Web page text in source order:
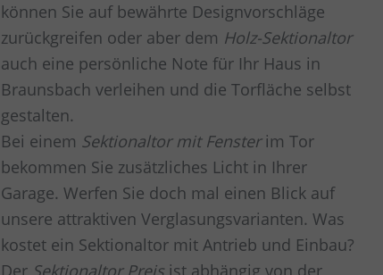
können Sie auf bewährte Designvorschläge
zurückgreifen oder aber dem Holz-Sektionaltor
auch eine persönliche Note für Ihr Haus in
Braunsbach verleihen und die Torfläche selbst
gestalten.
Bei einem Sektionaltor mit Fensterim Tor
bekommen Sie zusätzliches Licht in Ihrer
Garage. Werfen Sie doch mal einen Blick auf
unsere attraktiven Verglasungsvarianten. Was
kostet ein Sektionaltor mit Antrieb und Einbau?
Der Sektionaltor Preis ist abhängig von der